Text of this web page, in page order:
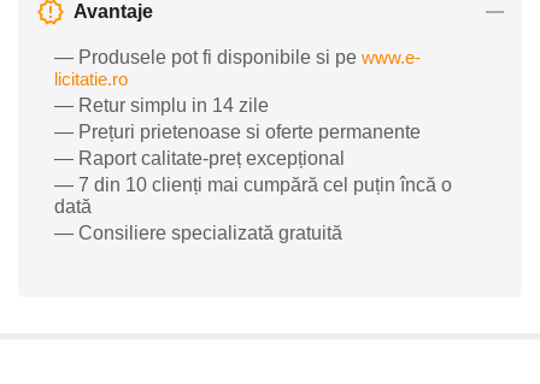
Avantaje
— Produsele pot fi disponibile si pe www.e-
licitatie.ro
— Retur simplu in 14 zile
— Prețuri prietenoase si oferte permanente
— Raport calitate-preț excepțional
— 7 din 10 clienți mai cumpără cel puțin încă o
dată
— Consiliere specializată gratuită